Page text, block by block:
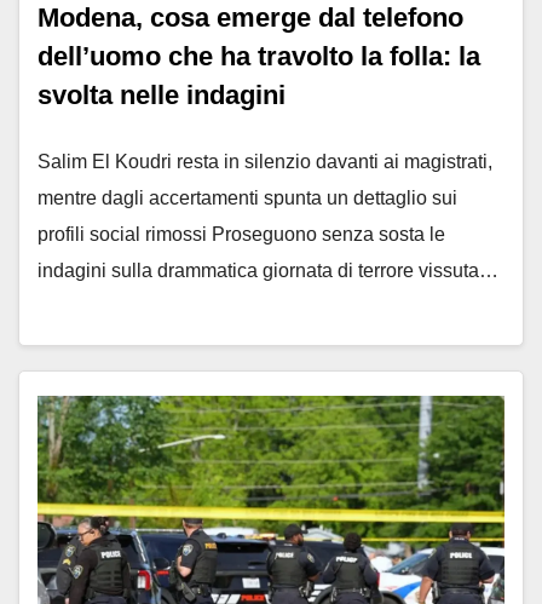
Modena, cosa emerge dal telefono
dell’uomo che ha travolto la folla: la
svolta nelle indagini
Salim El Koudri resta in silenzio davanti ai magistrati,
mentre dagli accertamenti spunta un dettaglio sui
profili social rimossi Proseguono senza sosta le
indagini sulla drammatica giornata di terrore vissuta…